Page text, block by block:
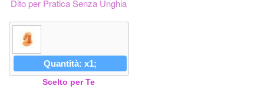
Dito per Pratica Senza Unghia
Quantità: x1;
Scelto per Te